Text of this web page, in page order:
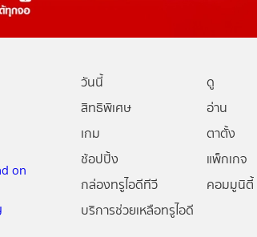
วันนี้
ดู
สิทธิพิเศษ
อ่าน
เกม
ตาตั้ง
ช้อปปิ้ง
แพ็กเกจ
กล่องทรูไอดีทีวี
คอมมูนิตี้
บริการช่วยเหลือทรูไอดี